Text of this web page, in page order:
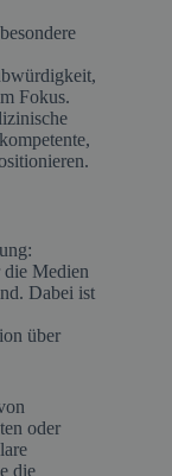
Fokus.
Medien
Dabei ist
über
oder
die